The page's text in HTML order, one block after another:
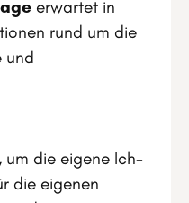
erwartet in
rund um die
und
um die eigene Ich-
die eigenen